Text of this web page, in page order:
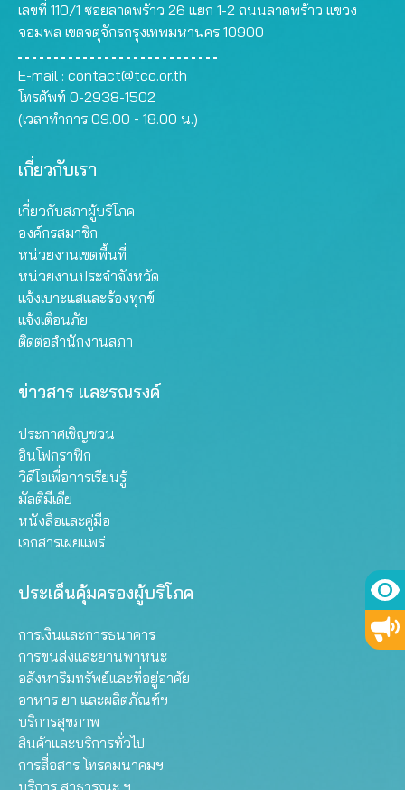
เลขที่ 110/1 ซอยลาดพร้าว 26 แยก 1-2 ถนนลาดพร้าว แขวง
จอมพล เขตจตุจักรกรุงเทพมหานคร 10900
E-mail : contact@tcc.or.th
โทรศัพท์ 0-2938-1502
(เวลาทำการ 09.00 - 18.00 น.)
เกี่ยวกับเรา
เกี่ยวกับสภาผู้บริโภค
องค์กรสมาชิก
หน่วยงานเขตพื้นที่
หน่วยงานประจำจังหวัด
แจ้งเบาะแสและร้องทุกข์
แจ้งเตือนภัย
ติดต่อสำนักงานสภา
ข่าวสาร และรณรงค์
ประกาศเชิญชวน
อินโฟกราฟิก
วิดีโอเพื่อการเรียนรู้
มัลติมีเดีย
หนังสือและคู่มือ
เอกสารเผยแพร่
ประเด็นคุ้มครองผู้บริโภค
การเงินและการธนาคาร
การขนส่งและยานพาหนะ
อสังหาริมทรัพย์และที่อยู่อาศัย
อาหาร ยา และผลิตภัณฑ์ฯ
บริการสุขภาพ
สินค้าและบริการทั่วไป
การสื่อสาร โทรคมนาคมฯ